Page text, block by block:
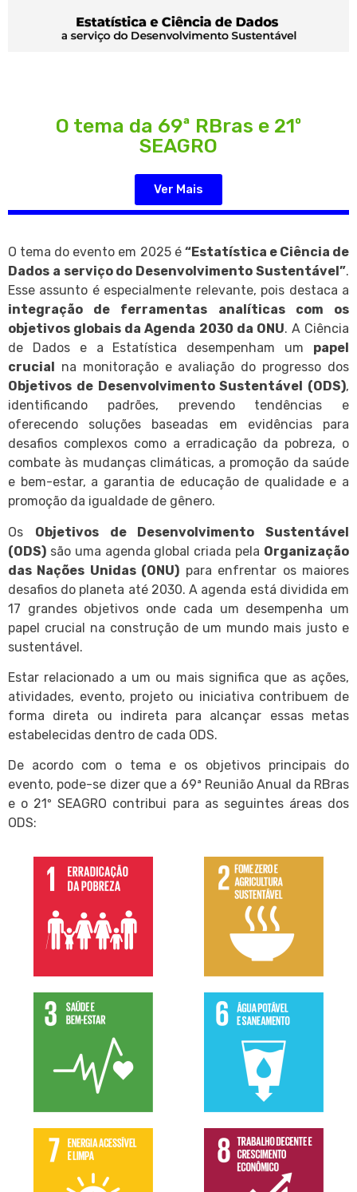
O tema da 69ª RBras e 21º
SEAGRO
Ver Mais
O tema do evento em 2025 é “Estatística e Ciência de
Dados a serviço do Desenvolvimento Sustentável”.
Esse assunto é especialmente relevante, pois destaca a
integração de ferramentas analíticas com os
objetivos globais da Agenda 2030 da ONU. A Ciência
de Dados e a Estatística desempenham um papel
crucial
na monitoração e avaliação do progresso dos
Objetivos de Desenvolvimento Sustentável (ODS),
identificando padrões, prevendo tendências e
oferecendo soluções baseadas em evidências para
desafios complexos como a erradicação da pobreza, o
combate às mudanças climáticas, a promoção da saúde
e bem-estar, a garantia de educação de qualidade e a
promoção da igualdade de gênero.
Os Objetivos de Desenvolvimento Sustentável
(ODS) são uma agenda global criada pela Organização
das Nações Unidas (ONU) para enfrentar os maiores
desafios do planeta até 2030. A agenda está dividida em
17 grandes objetivos onde cada um desempenha um
papel crucial na construção de um mundo mais justo e
sustentável.
Estar relacionado a um ou mais significa que as ações,
atividades, evento, projeto ou iniciativa contribuem de
forma direta ou indireta para alcançar essas metas
estabelecidas dentro de cada ODS.
De acordo com o tema e os objetivos principais do
evento, pode-se dizer que a 69ª Reunião Anual da RBras
e o 21º SEAGRO contribui para as seguintes áreas dos
ODS: